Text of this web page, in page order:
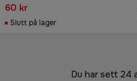
60 kr
Slutt på lager
Du har sett 24